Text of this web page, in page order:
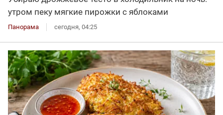
утром пеку мягкие пирожки с яблоками
Панорама сегодня, 04:25